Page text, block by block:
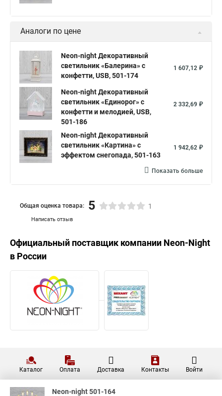
Аналоги по цене
Neon-night Декоративный
светильник «Балерина» с
конфетти, USB, 501-174
1 607,12 ₽
Neon-night Декоративный
светильник «Единорог» с
конфетти и мелодией, USB,
501-186
2 332,69 ₽
Neon-night Декоративный
светильник «Картина» с
эффектом снегопада, 501-163
1 942,62 ₽
Показать больше
Написать отзыв
Общая оценка товара: 5 1
Официальный поставщик компании Neon-Night
в России
Каталог Оплата Доставка Контакты Войти
Neon-night 501-164